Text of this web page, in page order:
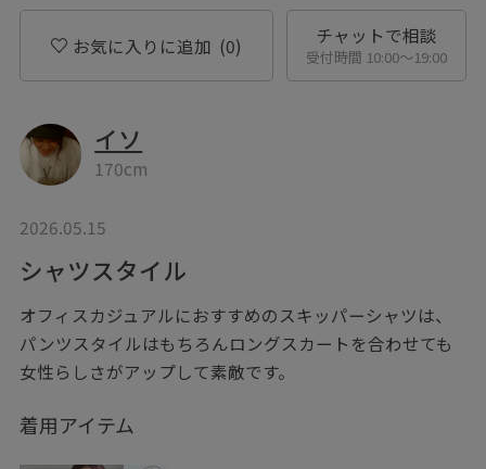
お気に入りに追加 (0) チャットで相談
受付時間 10:00〜19:00
イソ
170cm
2026.05.15
シャツスタイル
オフィスカジュアルにおすすめのスキッパーシャツは、
パンツスタイルはもちろんロングスカートを合わせても
女性らしさがアップして素敵です。
着用アイテム